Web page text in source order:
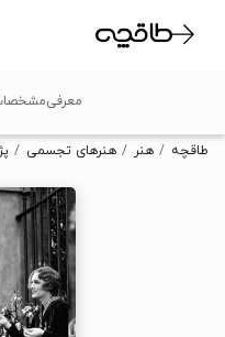
تخفیف از
طاقچه هنر هنرهای تجسمی
معرفی